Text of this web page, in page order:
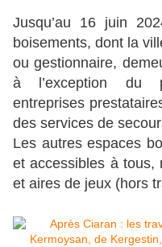
Jusqu’au 16 juin
boisements, dont la
ou gestionnaire,
à l’exception du
entreprises
des services de
Les autres espaces
et accessibles à tous,
et aires de jeux (hors